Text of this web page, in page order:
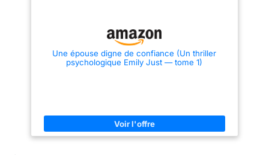
Une épouse digne de confiance (Un thriller
psychologique Emily Just — tome 1)